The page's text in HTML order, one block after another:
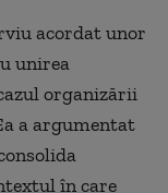
acordat unor
unirea
organizării
a argumentat
în care